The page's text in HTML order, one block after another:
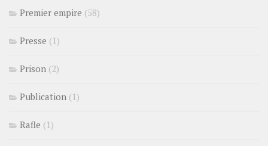
Premier empire (58)
Presse (1)
Prison (2)
Publication (1)
Rafle (1)